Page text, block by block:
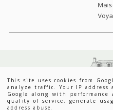
This site uses cookies from
analyze traffic. Your IP address
Google along with
quality of service, generate
address abuse.